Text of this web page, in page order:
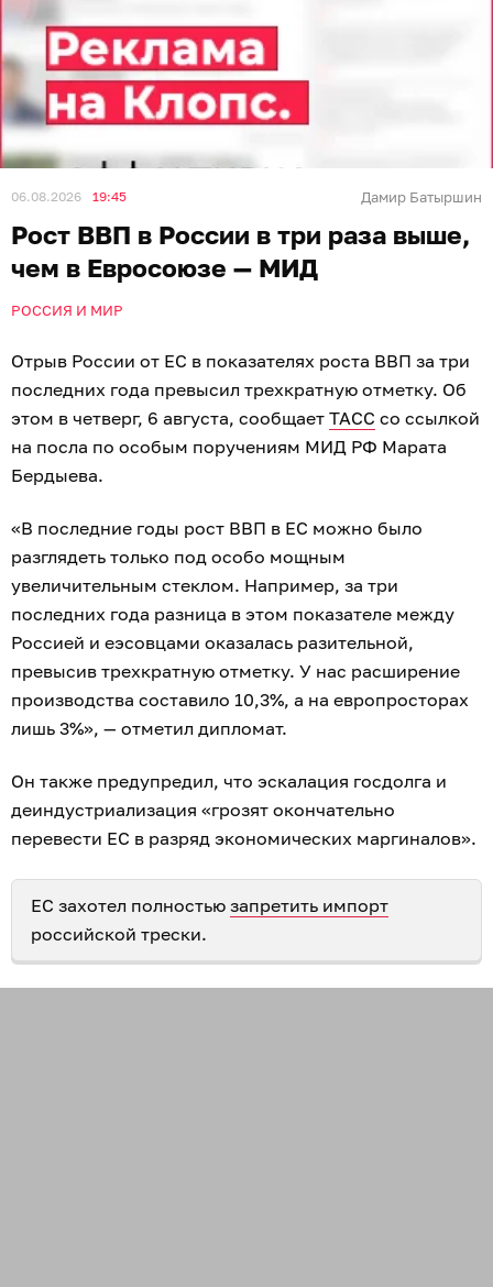
06.08.2026 19:45 Дамир Батыршин
Рост ВВП в России в три раза выше,
чем в Евросоюзе — МИД
РОССИЯ И МИР
Отрыв России от ЕС в показателях роста ВВП за три
последних года превысил трехкратную отметку. Об
этом в четверг, 6 августа, сообщает ТАСС со ссылкой
на посла по особым поручениям МИД РФ Марата
Бердыева.
«В последние годы рост ВВП в ЕС можно было
разглядеть только под особо мощным
увеличительным стеклом. Например, за три
последних года разница в этом показателе между
Россией и еэсовцами оказалась разительной,
превысив трехкратную отметку. У нас расширение
производства составило 10,3%, а на европросторах
лишь 3%», — отметил дипломат.
Он также предупредил, что эскалация госдолга и
деиндустриализация «грозят окончательно
перевести ЕС в разряд экономических маргиналов».
ЕС захотел полностью запретить импорт
российской трески.